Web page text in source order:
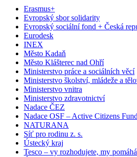
Erasmus+
Evropský sbor solidarity
Evropský sociální fond + Česká
Eurodesk
INEX
Město Kadaň
Město Klášterec nad Ohří
Ministerstvo práce a sociálních věcí
Ministerstvo školství, mládeže a
Ministerstvo vnitra
Ministerstvo zdravotnictví
Nadace ČEZ
Nadace OSF – Active Citizens Fund
NATURANA
Síť pro rodinu z. s.
Ústecký kraj
Tesco – vy rozhodujete, my